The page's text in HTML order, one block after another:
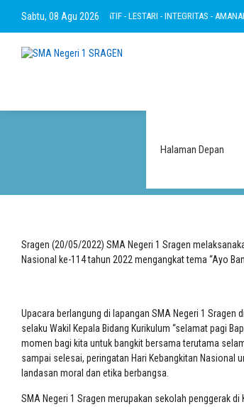
Sabtu, 08 Agu 2026
- RAMAH - INOVATIF - LESTARI - INTEGRITAS - AMANAH -
Halaman Depan
Sragen (20/05/2022) SMA Negeri 1 Sragen
Nasional ke-114 tahun 2022 mengangkat tema “Ayo
Upacara berlangung di lapangan SMA Negeri 1 Sragen
selaku Wakil Kepala Bidang Kurikulum “selamat pagi
momen bagi kita untuk bangkit bersama terutama
sampai selesai, peringatan Hari Kebangkitan Nasional
landasan moral dan etika berbangsa.
SMA Negeri 1 Sragen merupakan sekolah penggerak